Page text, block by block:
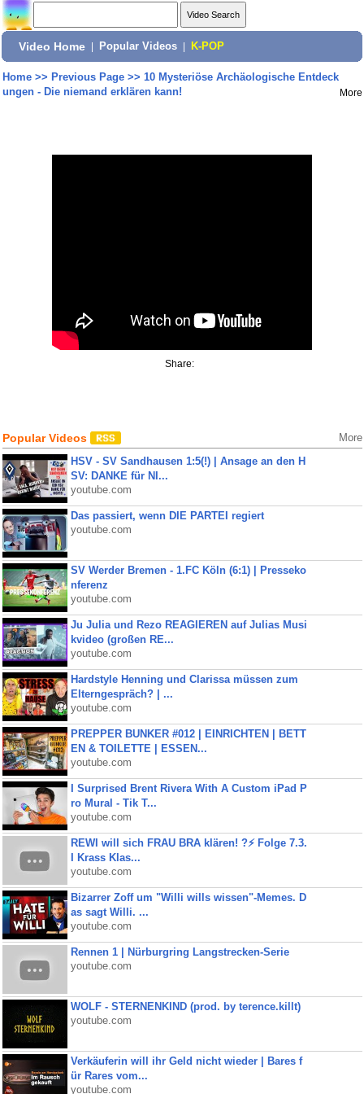
Video Home Popular Videos K-POP
Home>> Previous Page>> 10 Mysteriöse Archäologische Entdeck
ungen - Die niemand erklären kann!
More
Share:
Popular Videos More
HSV - SV Sandhausen 1:5(!) | Ansage an den H
SV: DANKE für NI...
youtube.com
Das passiert, wenn DIE PARTEI regiert
youtube.com
SV Werder Bremen - 1.FC Köln (6:1) | Presseko
nferenz
youtube.com
Ju Julia und Rezo REAGIEREN auf Julias Musi
kvideo (großen RE...
youtube.com
Hardstyle Henning und Clarissa müssen zum
Elterngespräch? | ...
youtube.com
PREPPER BUNKER #012 | EINRICHTEN | BETT
EN & TOILETTE | ESSEN...
youtube.com
I Surprised Brent Rivera With A Custom iPad P
ro Mural - Tik T...
youtube.com
REWI will sich FRAU BRA klären! ?⚡️ Folge 7.3.
I Krass Klas...
youtube.com
Bizarrer Zoff um "Willi wills wissen"-Memes. D
as sagt Willi. ...
youtube.com
Rennen 1 | Nürburgring Langstrecken-Serie
youtube.com
WOLF - STERNENKIND (prod. by terence.killt)
youtube.com
Verkäuferin will ihr Geld nicht wieder | Bares f
ür Rares vom...
youtube.com